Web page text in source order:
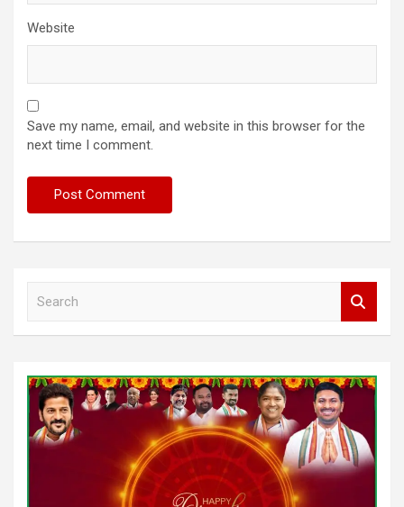
Website
Save my name, email, and website in this browser for the
next time I comment.
h